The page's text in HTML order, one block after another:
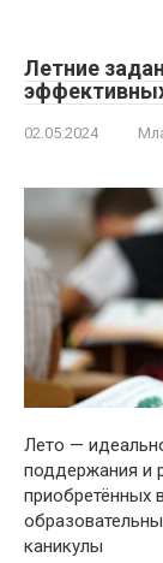
Летние
02.05.2024
Лето —
поддержания и
приобретённых
каникулы